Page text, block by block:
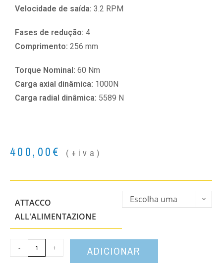
Velocidade de saída: 3.2 RPM
Fases de redução: 4
Comprimento: 256 mm
Torque Nominal: 60 Nm
Carga axial dinâmica: 1000N
Carga radial dinâmica: 5589 N
400,00€ (+iva)
ATTACCO
ALL'ALIMENTAZIONE
Escolha uma
- + ADICIONAR